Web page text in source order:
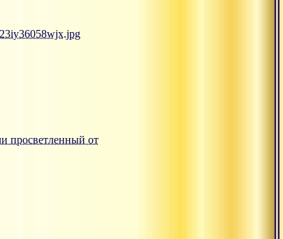
просветленный от